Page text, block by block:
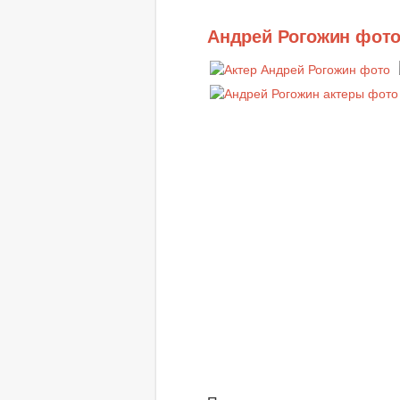
Андрей Рогожин